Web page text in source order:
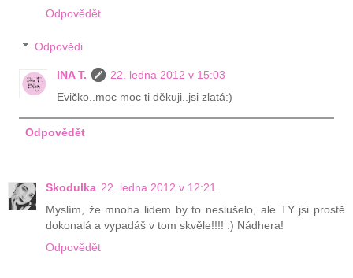
Odpovědět
Odpovědi
INA T.
22. ledna 2012 v 15:03
Evičko..moc moc ti děkuji..jsi zlatá:)
Odpovědět
Skodulka 22. ledna 2012 v 12:21
Myslím, že mnoha lidem by to neslušelo, ale TY jsi prostě
dokonalá a vypadáš v tom skvěle!!!! :) Nádhera!
Odpovědět